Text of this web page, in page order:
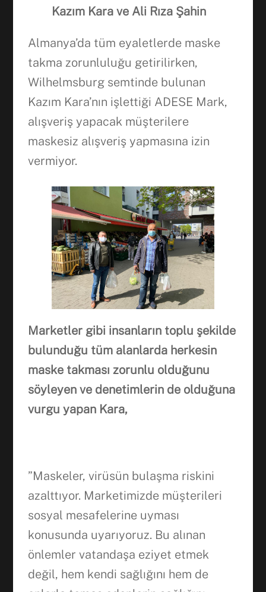
Kazım Kara ve Ali Rıza Şahin
Almanya’da tüm eyaletlerde maske
takma zorunluluğu getirilirken,
Wilhelmsburg semtinde bulunan
Kazım Kara’nın işlettiği ADESE Mark,
alışveriş yapacak müşterilere
maskesiz alışveriş yapmasına izin
vermiyor.
Marketler gibi insanların toplu şekilde
bulunduğu tüm alanlarda herkesin
maske takması zorunlu olduğunu
söyleyen ve denetimlerin de olduğuna
vurgu yapan Kara,
”Maskeler, virüsün bulaşma riskini
azalttıyor. Marketimizde müşterileri
sosyal mesafelerine uyması
konusunda uyarıyoruz. Bu alınan
önlemler vatandaşa eziyet etmek
değil, hem kendi sağlığını hem de